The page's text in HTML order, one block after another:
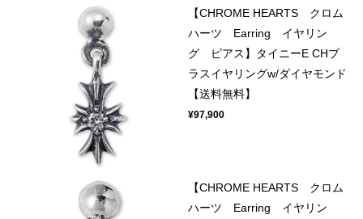
【CHROME HEARTS クロム
ハーツ Earring イヤリン
グ ピアス】タイニーE CHプ
ラスイヤリングw/ダイヤモンド
【送料無料】
¥97,900
【CHROME HEARTS クロム
ハーツ Earring イヤリン